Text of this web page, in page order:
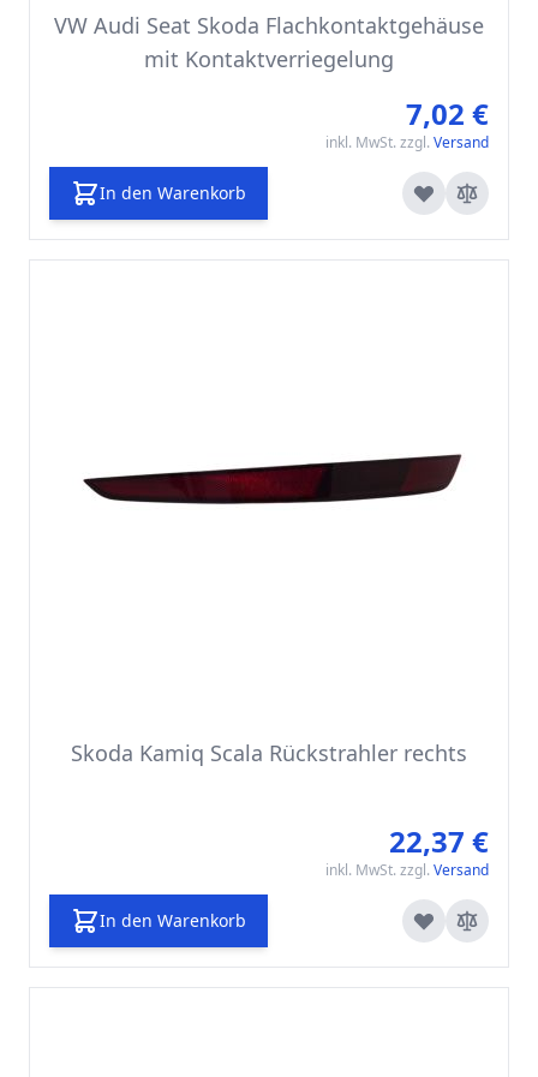
VW Audi Seat Skoda Flachkontaktgehäuse
mit Kontaktverriegelung
7,02 €
inkl. MwSt. zzgl. Versand
In den Warenkorb
Skoda Kamiq Scala Rückstrahler rechts
22,37 €
inkl. MwSt. zzgl. Versand
In den Warenkorb